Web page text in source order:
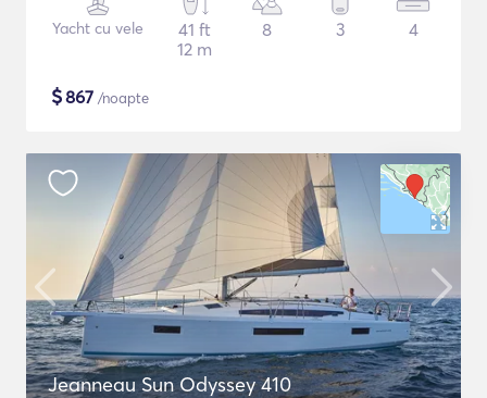
Yacht cu vele
41 ft
12 m
8 3 4
$867 /noapte
Jeanneau Sun Odyssey 410